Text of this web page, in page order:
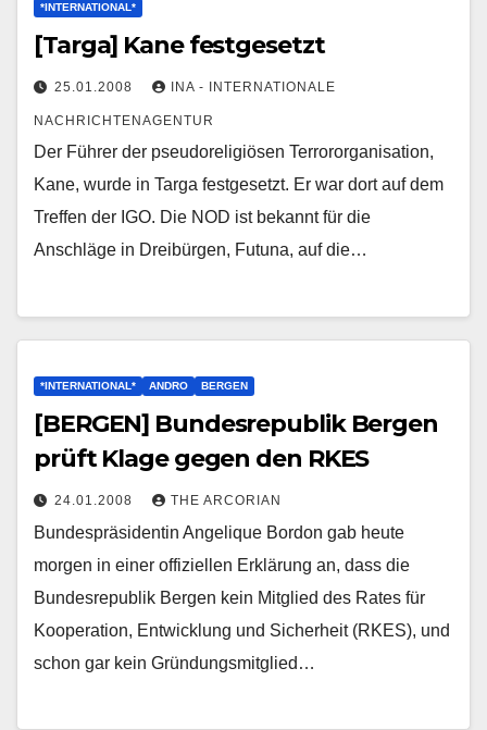
*INTERNATIONAL*
[Targa] Kane festgesetzt
25.01.2008 INA - INTERNATIONALE
NACHRICHTENAGENTUR
Der Führer der pseudoreligiösen Terrororganisation,
Kane, wurde in Targa festgesetzt. Er war dort auf dem
Treffen der IGO. Die NOD ist bekannt für die
Anschläge in Dreibürgen, Futuna, auf die…
*INTERNATIONAL* ANDRO BERGEN
[BERGEN] Bundesrepublik Bergen
prüft Klage gegen den RKES
24.01.2008 THE ARCORIAN
Bundespräsidentin Angelique Bordon gab heute
morgen in einer offiziellen Erklärung an, dass die
Bundesrepublik Bergen kein Mitglied des Rates für
Kooperation, Entwicklung und Sicherheit (RKES), und
schon gar kein Gründungsmitglied…